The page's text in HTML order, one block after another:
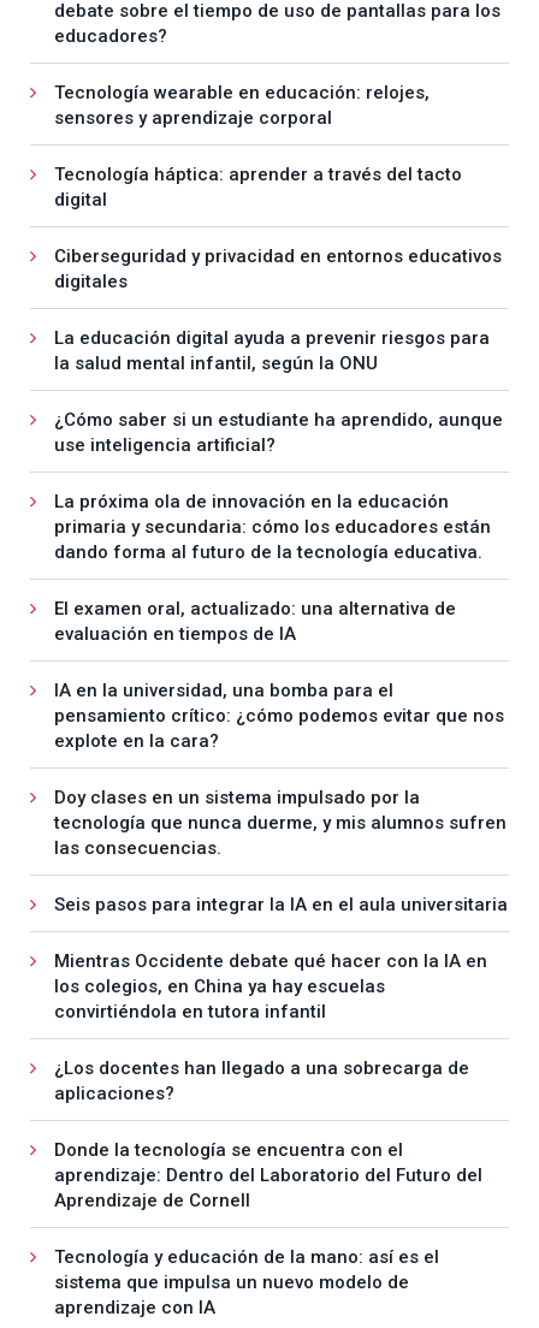
debate sobre el tiempo de uso de pantallas para los
educadores?
Tecnología wearable en educación: relojes,
sensores y aprendizaje corporal
Tecnología háptica: aprender a través del tacto
digital
Ciberseguridad y privacidad en entornos educativos
digitales
La educación digital ayuda a prevenir riesgos para
la salud mental infantil, según la ONU
¿Cómo saber si un estudiante ha aprendido, aunque
use inteligencia artificial?
La próxima ola de innovación en la educación
primaria y secundaria: cómo los educadores están
dando forma al futuro de la tecnología educativa.
El examen oral, actualizado: una alternativa de
evaluación en tiempos de IA
IA en la universidad, una bomba para el
pensamiento crítico: ¿cómo podemos evitar que nos
explote en la cara?
Doy clases en un sistema impulsado por la
tecnología que nunca duerme, y mis alumnos sufren
las consecuencias.
Seis pasos para integrar la IA en el aula universitaria
Mientras Occidente debate qué hacer con la IA en
los colegios, en China ya hay escuelas
convirtiéndola en tutora infantil
¿Los docentes han llegado a una sobrecarga de
aplicaciones?
Donde la tecnología se encuentra con el
aprendizaje: Dentro del Laboratorio del Futuro del
Aprendizaje de Cornell
Tecnología y educación de la mano: así es el
sistema que impulsa un nuevo modelo de
aprendizaje con IA